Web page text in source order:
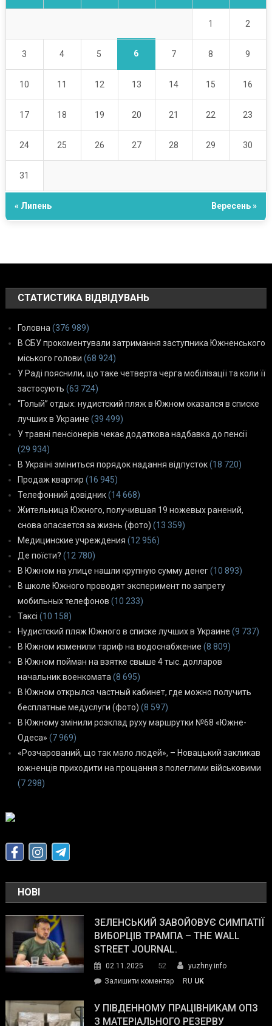
1 2
3 4 5 6 7 8 9
10 11 12 13 14 15 16
17 18 19 20 21 22 23
24 25 26 27 28 29 30
31
« Липень Вересень »
СТАТИСТИКА ВІДВІДУВАНЬ
Головна (376 989)
В СБУ прокоментували затримання заступника Южненського
міського голови (68 924)
У Раді пояснили, що таке четверта черга мобілізації та коли її
застосують (63 724)
“Голый” отдых: нудистский пляж в Южном оказался в списке
лучших в Украине (39 499)
У травні пенсіонерів чекає додаткова надбавка до пенсії
(29 934)
В Україні зміниться порядок надання відпусток(18 720)
Продаж квартир (16 945)
Телефонний довідник(14 668)
Жительница Южного, получившая 19 ножевых ранений,
снова опасается за жизнь (фото) (13 359)
Медицинские учреждения (12 956)
Де поїсти? (12 780)
В Южном на улице нашли крупную сумму денег(10 893)
В школе Южного проводят эксперимент по запрету
мобильных телефонов (10 233)
Таксі (10 158)
Нудистский пляж Южного в списке лучших в Украине (9 737)
В Южном изменили тариф на водоснабжение (8 809)
В Южном пойман на взятке свыше 4 тыс. долларов
начальник военкомата (8 695)
В Южном открылся частный кабинет, где можно получить
бесплатные медуслуги (фото) (8 597)
В Южному змінили розклад руху маршрутки №68 «Южне-
Одеса» (7 969)
«Розчарований, що так мало людей», – Новацький закликав
южненців приходити на прощання з полеглими військовими
(7 298)
НОВІ
ЗЕЛЕНСЬКИЙ ЗАВОЙОВУЄ СИМПАТІЇ
ВИБОРЦІВ ТРАМПА – THE WALL
STREET JOURNAL.
02.11.2025 52
yuzhny.info
Залишити коментарon
завойовує
симпатії
RU UK
У ПІВДЕННОМУ ПРАЦІВНИКАМ ОПЗ
З МАТЕРІАЛЬНОГО РЕЗЕРВУ